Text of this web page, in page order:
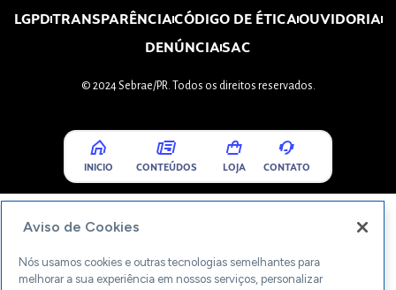
LGPDTRANSPARÊNCIACÓDIGO DE ÉTICAOUVIDORIA
DENÚNCIASAC
© 2024 Sebrae/PR. Todos os direitos reservados.
INICIO CONTEÚDOS LOJA CONTATO
Aviso de Cookies
Nós usamos cookies e outras tecnologias semelhantes para
melhorar a sua experiência em nossos serviços, personalizar